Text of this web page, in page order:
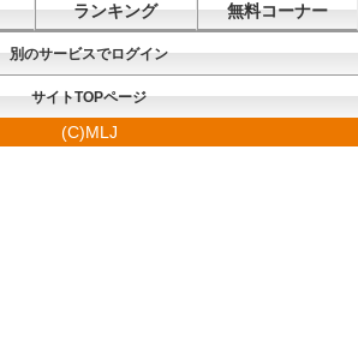
ランキング 無料コーナー
別のサービスでログイン
サイトTOPページ
(C)MLJ